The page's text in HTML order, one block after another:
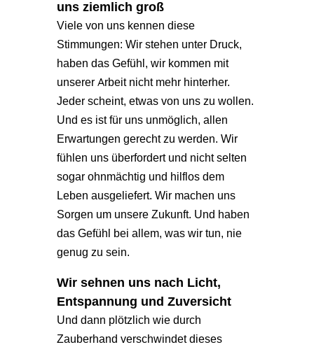
uns ziemlich groß
Viele von uns kennen diese
Stimmungen: Wir stehen unter Druck,
haben das Gefühl, wir kommen mit
unserer Arbeit nicht mehr hinterher.
Jeder scheint, etwas von uns zu wollen.
Und es ist für uns unmöglich, allen
Erwartungen gerecht zu werden. Wir
fühlen uns überfordert und nicht selten
sogar ohnmächtig und hilflos dem
Leben ausgeliefert. Wir machen uns
Sorgen um unsere Zukunft. Und haben
das Gefühl bei allem, was wir tun, nie
genug zu sein.
Wir sehnen uns nach Licht,
Entspannung und Zuversicht
Und dann plötzlich wie durch
Zauberhand verschwindet dieses